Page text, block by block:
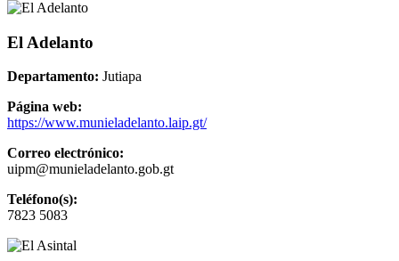
El Adelanto
Departamento: Jutiapa
Página web:
https://www.munieladelanto.laip.gt/
Correo electrónico:
uipm@munieladelanto.gob.gt
Teléfono(s):
7823 5083